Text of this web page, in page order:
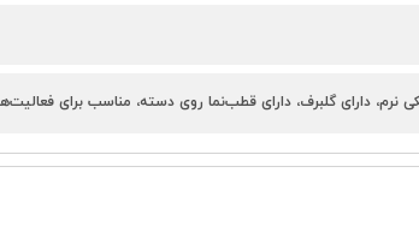
نرم، دارای گلبرف، دارای قطب‌نما روی دسته، مناسب برای